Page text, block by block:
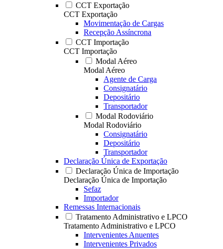
CCT Exportação
CCT Exportação
Movimentação de Cargas
Recepção Assíncrona
CCT Importação
CCT Importação
Modal Aéreo
Modal Aéreo
Agente de Carga
Consignatário
Depositário
Transportador
Modal Rodoviário
Modal Rodoviário
Consignatário
Depositário
Transportador
Declaração Única de Exportação
Declaração Única de Importação
Declaração Única de Importação
Sefaz
Importador
Remessas Internacionais
Tratamento Administrativo e LPCO
Tratamento Administrativo e LPCO
Intervenientes Anuentes
Intervenientes Privados